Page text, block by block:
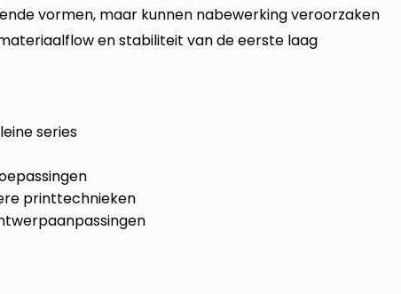
vormen, maar kunnen nabewerking veroorzaken
en stabiliteit van de eerste laag
series
printtechnieken